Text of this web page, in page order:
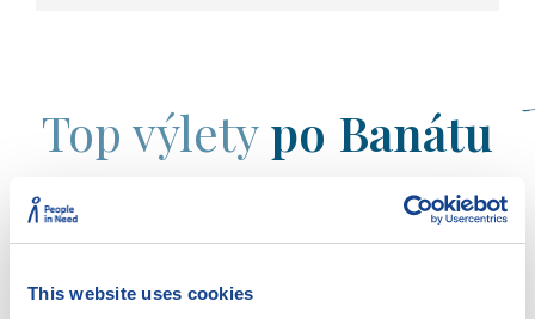
This website uses cookies
Top výletypo Banátu
V okolí českých vesnic si užijete parádní pěší i cyklo
výlety. Vesnice jsou propojeny značenými trasami,
vám přinášíme výběr těch nej.